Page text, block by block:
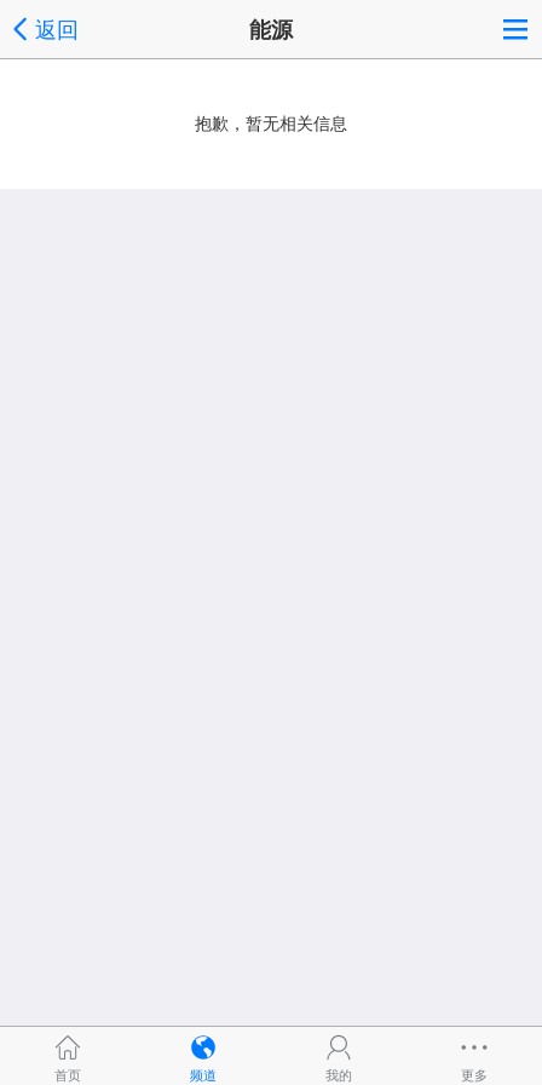
返回 能源
抱歉，暂无相关信息
首页 频道 我的 更多